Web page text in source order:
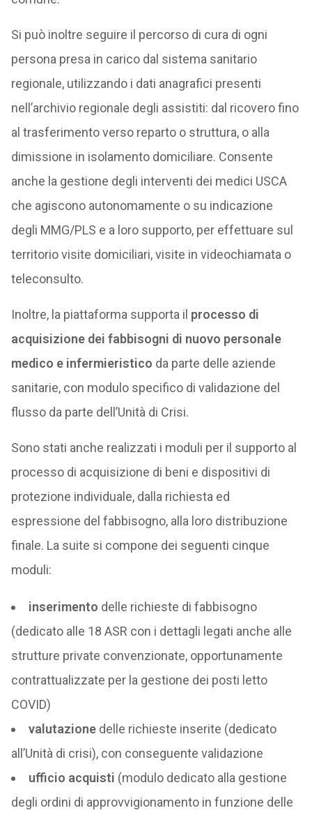
Si può inoltre seguire il percorso di cura di ogni
persona presa in carico dal sistema sanitario
regionale, utilizzando i dati anagrafici presenti
nell’archivio regionale degli assistiti: dal ricovero fino
al trasferimento verso reparto o struttura, o alla
dimissione in isolamento domiciliare. Consente
anche la gestione degli interventi dei medici USCA
che agiscono autonomamente o su indicazione
degli MMG/PLS e a loro supporto, per effettuare sul
territorio visite domiciliari, visite in videochiamata o
teleconsulto.
Inoltre, la piattaforma supporta il processo di
acquisizione dei fabbisogni di nuovo personale
medico e infermieristico da parte delle aziende
sanitarie, con modulo specifico di validazione del
flusso da parte dell’Unità di Crisi.
Sono stati anche realizzati i moduli per il supporto al
processo di acquisizione di beni e dispositivi di
protezione individuale, dalla richiesta ed
espressione del fabbisogno, alla loro distribuzione
finale. La suite si compone dei seguenti cinque
moduli:
inserimento delle richieste di fabbisogno
(dedicato alle 18 ASR con i dettagli legati anche alle
strutture private convenzionate, opportunamente
contrattualizzate per la gestione dei posti letto
COVID)
valutazionedelle richieste inserite (dedicato
all’Unità di crisi), con conseguente validazione
ufficio acquisti (modulo dedicato alla gestione
degli ordini di approvvigionamento in funzione delle